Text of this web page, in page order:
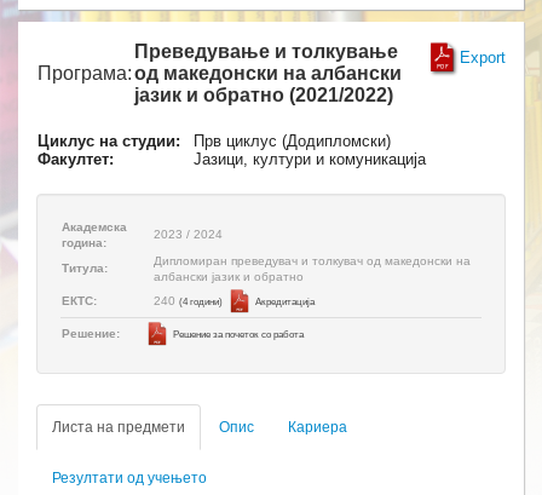
Export
Програма:
Преведување и толкување
од македонски на албански
јазик и обратно (2021/2022)
Циклус на студии:
Прв циклус (Додипломски)
Факултет:
Јазици, култури и комуникација
Академска
година:
2023 / 2024
Титула:
Дипломиран преведувач и толкувач од македонски на
албански јазик и обратно
ЕКТС:
240 (4 години) Aкредитација
Решение: Решение за почеток со работа
Листа на предмети Опис Кариера
Резултати од учењето